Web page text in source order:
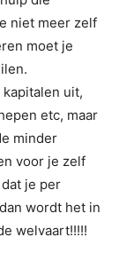
niet meer zelf
moet je
uit,
etc, maar
minder
voor je zelf
je per
wordt het in
welvaart!!!!!